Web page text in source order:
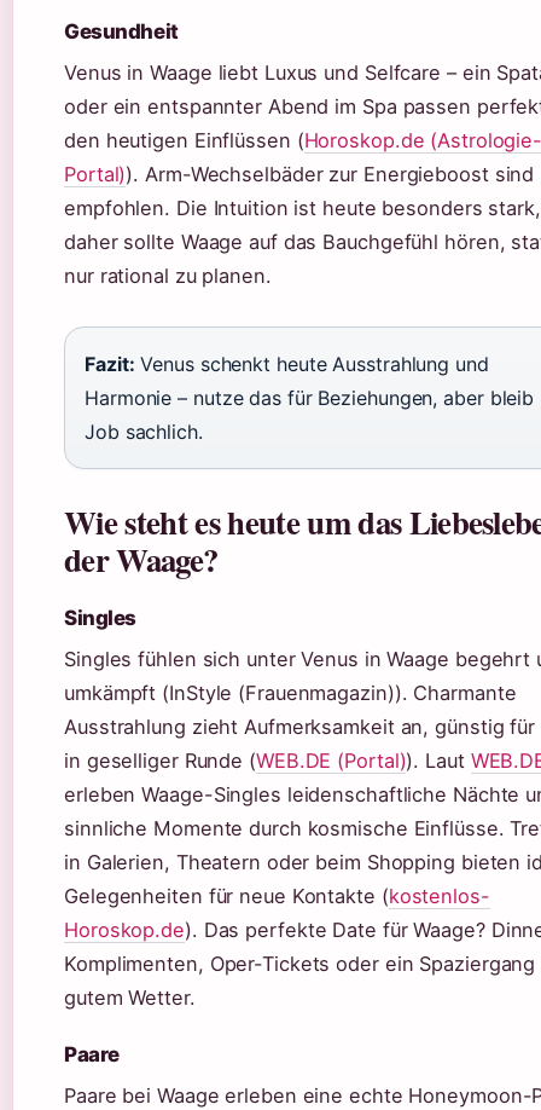
Gesundheit
Venus in Waage liebt Luxus und Selfcare – ein
oder ein entspannter Abend im Spa passen
den heutigen Einflüssen (Horoskop.de
Portal)). Arm-Wechselbäder zur Energieboost sind
empfohlen. Die Intuition ist heute besonders stark,
daher sollte Waage auf das Bauchgefühl hören,
nur rational zu planen.
Fazit: Venus schenkt heute Ausstrahlung und
Harmonie – nutze das für Beziehungen, aber bleib
Job sachlich.
Wie steht es heute um das
der Waage?
Singles
Singles fühlen sich unter Venus in Waage begehrt
umkämpft (InStyle (Frauenmagazin)). Charmante
Ausstrahlung zieht Aufmerksamkeit an, günstig
in geselliger Runde (WEB.DE (Portal)). Laut
erleben Waage-Singles leidenschaftliche Nächte
sinnliche Momente durch kosmische Einflüsse.
in Galerien, Theatern oder beim Shopping bieten
Gelegenheiten für neue Kontakte (kostenlos-
Horoskop.de). Das perfekte Date für Waage?
Komplimenten, Oper-Tickets oder ein Spaziergang
gutem Wetter.
Paare
Paare bei Waage erleben eine echte Honeymoon-